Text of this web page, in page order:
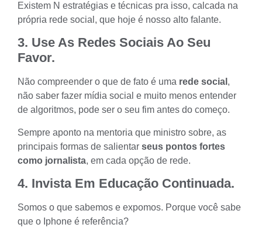
Existem N estratégias e técnicas pra isso, calcada na
própria rede social, que hoje é nosso alto falante.
3. Use As Redes Sociais Ao Seu
Favor.
Não compreender o que de fato é uma rede social ,
não saber fazer mídia social e muito menos entender
de algoritmos, pode ser o seu fim antes do começo.
Sempre aponto na mentoria que ministro sobre, as
principais formas de salientar seus pontos fortes
como jornalista, em cada opção de rede.
4. Invista Em Educação Continuada.
Somos o que sabemos e expomos. Porque você sabe
que o Iphone é referência?